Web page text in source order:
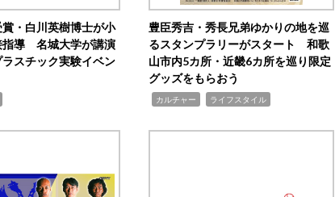
賞・白川英樹博士が小
指導 名城大学が講演
スチック実験イベン
豊臣秀吉・秀長兄弟ゆかりの地を巡
るスタンプラリーがスタート 和歌
山市内5カ所・近畿6カ所を巡り限定
グッズをもらおう
カルチャー ライフスタイル